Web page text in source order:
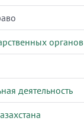
органов
деятельность